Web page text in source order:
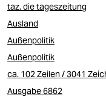
taz. die tageszeitung
Ausland
Außenpolitik
Außenpolitik
ca. 102 Zeilen / 3041
Ausgabe 6862